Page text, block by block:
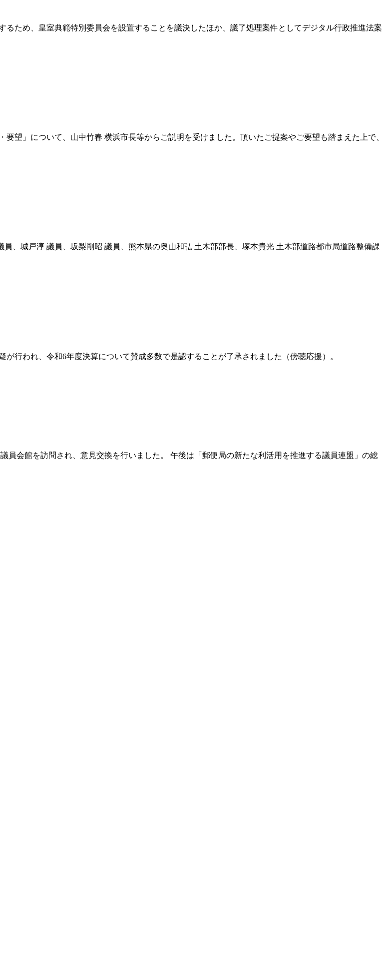
ため、皇室典範特別委員会を設置することを議決したほか、議了処理案件としてデジタル行政推進法案
望」について、山中竹春 横浜市長等からご説明を受けました。頂いたご提案やご要望も踏まえた上で、
、城戸淳 議員、坂梨剛昭 議員、熊本県の奥山和弘 土木部部長、塚本貴光 土木部道路都市局道路整備課
行われ、令和6年度決算について賛成多数で是認することが了承されました（傍聴応援）。
員会館を訪問され、意見交換を行いました。 午後は「郵便局の新たな利活用を推進する議員連盟」の総